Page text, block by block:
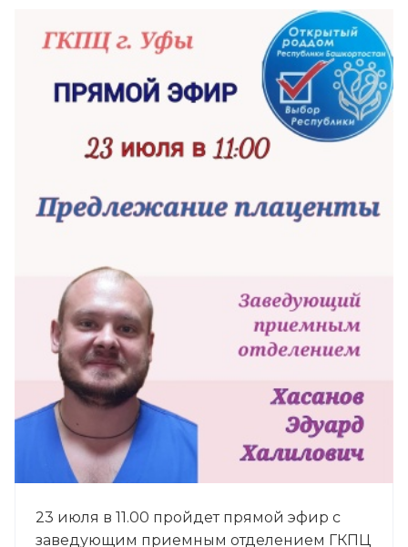
23 июля в 11.00 пройдет прямой эфир с
заведующим приемным отделением ГКПЦ